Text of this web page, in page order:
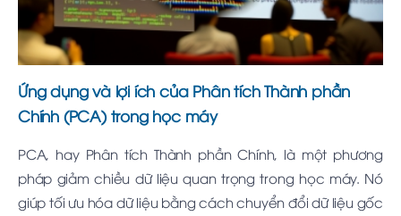
Ứng dụng và lợi ích của Phân tích Thành phần
Chính (PCA) trong học máy
PCA, hay Phân tích Thành phần Chính, là một phương
pháp giảm chiều dữ liệu quan trọng trong học máy. Nó
giúp tối ưu hóa dữ liệu bằng cách chuyển đổi dữ liệu gốc